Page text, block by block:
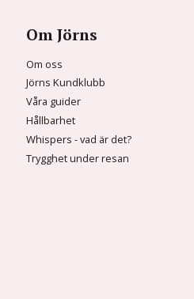
Om Jörns
Om oss
Jörns Kundklubb
Våra guider
Hållbarhet
Whispers - vad är det?
Trygghet under resan